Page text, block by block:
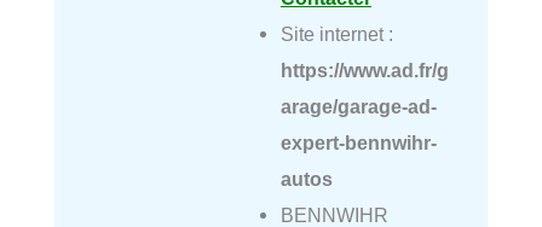
Site internet :
https://www.ad.fr/g
arage/garage-ad-
expert-bennwihr-
autos
BENNWIHR